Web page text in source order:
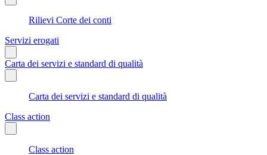
Rilievi Corte dei conti
Servizi erogati
Carta dei servizi e standard di qualità
Carta dei servizi e standard di qualità
Class action
Class action